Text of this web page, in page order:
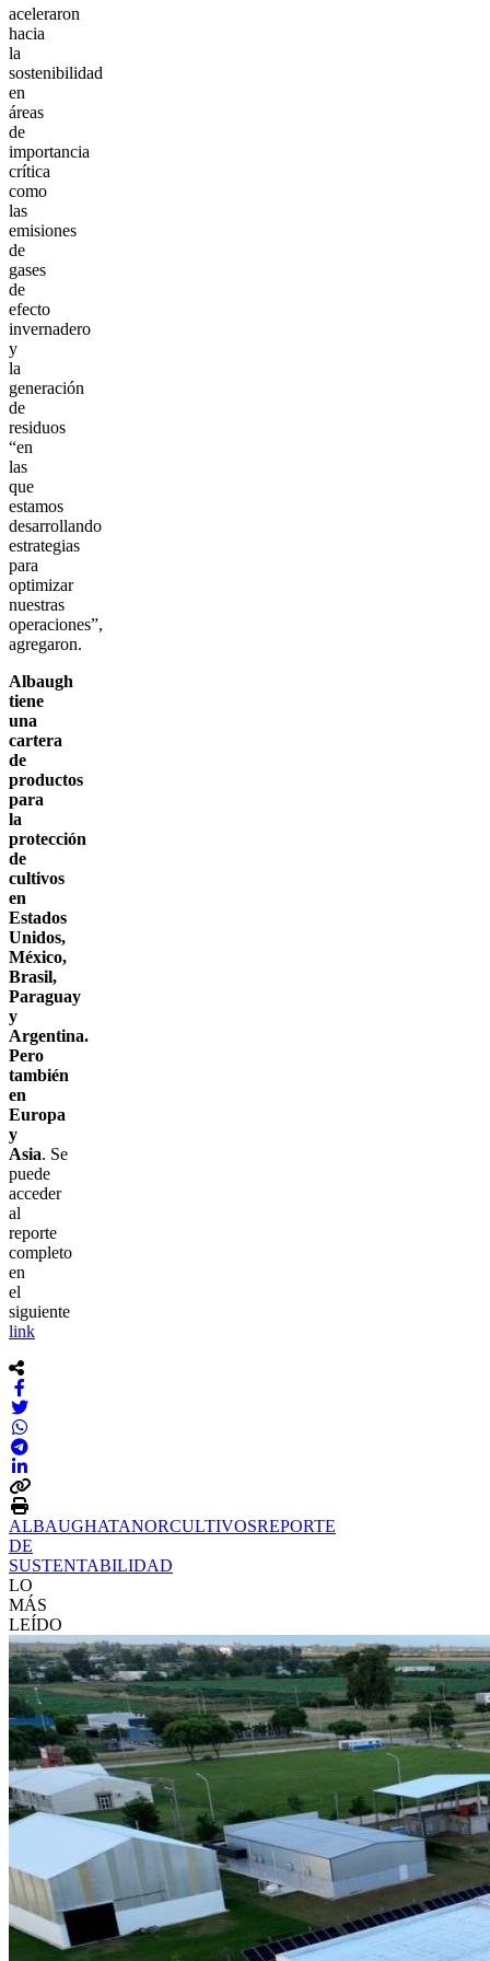
aceleraron
hacia
la
sostenibilidad
en
áreas
de
importancia
crítica
como
las
emisiones
de
gases
de
efecto
invernadero
y
la
generación
de
residuos
“en
las
que
estamos
desarrollando
estrategias
para
optimizar
nuestras
operaciones”,
agregaron.
Albaugh
tiene
una
cartera
de
productos
para
la
protección
de
cultivos
en
Estados
Unidos,
México,
Brasil,
Paraguay
y
Argentina.
Pero
también
en
Europa
y
Asia. Se
puede
acceder
al
reporte
completo
en
el
siguiente
link
ALBAUGHATANORCULTIVOSREPORTE
DE
SUSTENTABILIDAD
LO
MÁS
LEÍDO